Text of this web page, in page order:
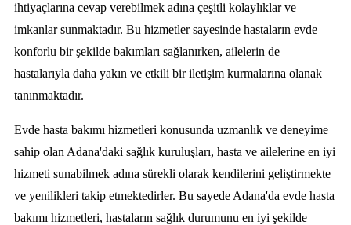
ihtiyaçlarına cevap verebilmek adına çeşitli kolaylıklar ve
imkanlar sunmaktadır. Bu hizmetler sayesinde hastaların evde
konforlu bir şekilde bakımları sağlanırken, ailelerin de
hastalarıyla daha yakın ve etkili bir iletişim kurmalarına olanak
tanınmaktadır.
Evde hasta bakımı hizmetleri konusunda uzmanlık ve deneyime
sahip olan Adana'daki sağlık kuruluşları, hasta ve ailelerine en iyi
hizmeti sunabilmek adına sürekli olarak kendilerini geliştirmekte
ve yenilikleri takip etmektedirler. Bu sayede Adana'da evde hasta
bakımı hizmetleri, hastaların sağlık durumunu en iyi şekilde